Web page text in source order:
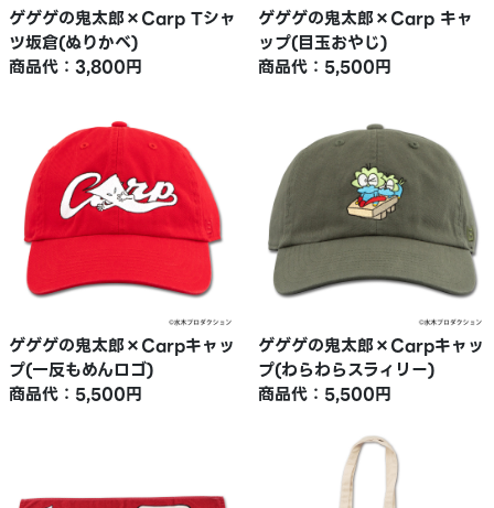
ゲゲゲの鬼太郎×Carp Tシャ
ツ坂倉(ぬりかべ)
商品代：3,800円
ゲゲゲの鬼太郎×Carp キャ
ップ(目玉おやじ)
商品代：5,500円
ゲゲゲの鬼太郎×Carpキャッ
プ(一反もめんロゴ)
商品代：5,500円
ゲゲゲの鬼太郎×Carpキャッ
プ(わらわらスラィリー)
商品代：5,500円